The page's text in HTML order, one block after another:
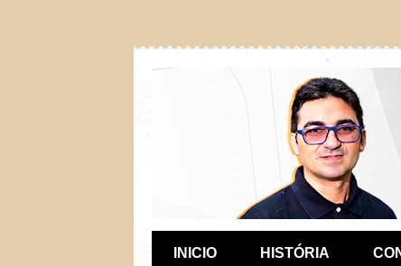
INICIO HISTÓRIA